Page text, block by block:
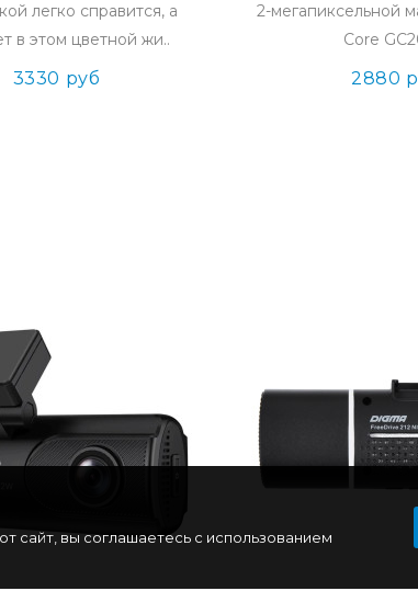
легко справится, а
в этом цветной жи..
3330 руб
2-мегапиксельной
Core
2880
сайт, вы соглашаетесь с использованием